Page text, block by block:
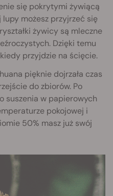
się pokrytymi żywiącą
możesz przyjrzeć się
żywicy są mleczne
Dzięki temu
przyjdzie na ścięcie.
pięknie dojrzała czas
do zbiorów. Po
suszenia w papierowych
pokojowej i
50% masz już swój